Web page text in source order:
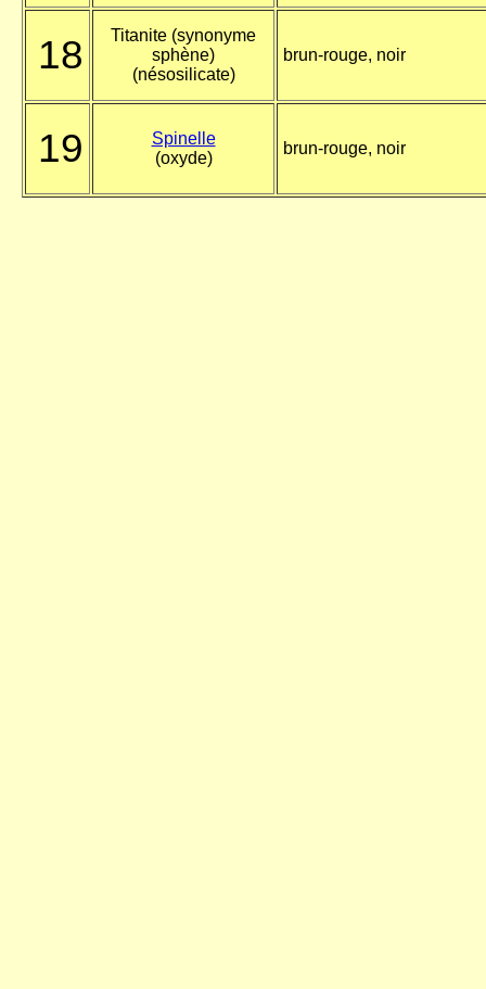
18
Titanite (synonyme
sphène)
(nésosilicate)
brun-rouge, noir
19
Spinelle
(oxyde)
brun-rouge, noir